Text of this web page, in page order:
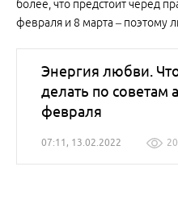
более, что предстоит черед
февраля и 8 марта – поэтому
Энергия любви.
делать по советам
февраля
07:11, 13.02.2022